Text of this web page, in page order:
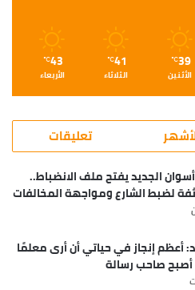
39
℃
الأثنين
41
℃
الثلاثاء
43
℃
الأربعاء
تعليقات
الجديد يفتح ملف الانضباط..
لضبط الشارع ومواجهة المخالفات
أعظم إنجاز في حياتي أن أرى معلمًا
أصبح صاحب رسالة